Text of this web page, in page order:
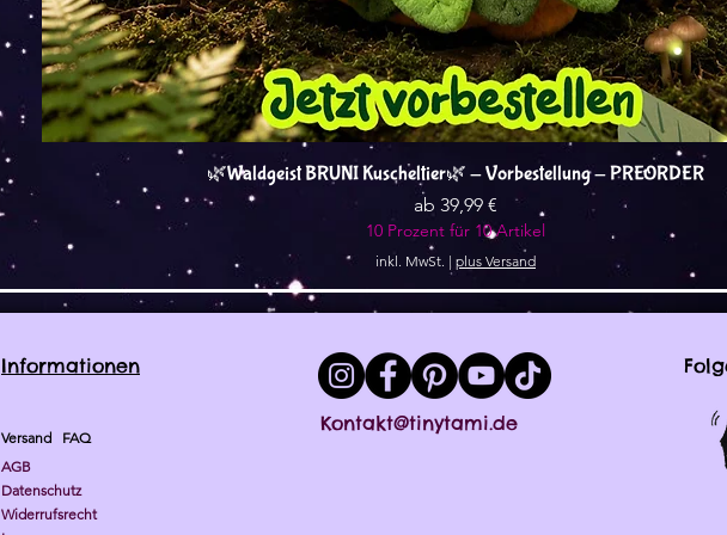
Schnellansicht
🌿Waldgeist BRUNI Kuscheltier🌿 - Vorbestellung - PREORDER
ab 39,99 €
Sale-Preis
10 Prozent für 10 Artikel
inkl. MwSt. | plus Versand
Informationen
Versand FAQ
AGB
Datenschutz
Widerrufsrecht
Kontakt@tinytami.de